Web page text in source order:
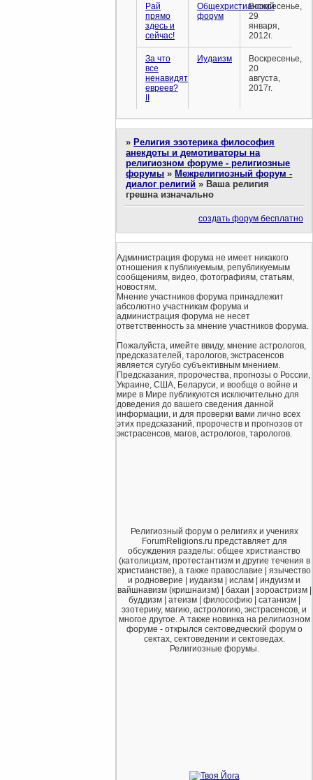
Рай
прямо
здесь и
сейчас!
Общехристианский
форум
Воскресенье,
29
января,
2012г.
За что
все
ненавидят
евреев?
II
Иудаизм
Воскресенье,
20
августа,
2017г.
»Религия эзотерика философия
анекдоты и демотиваторы на
религиозном форуме - религиозные
форумы »Межрелигиозный форум -
диалог религий »Ваша религия
грешна изначально
создать форум бесплатно
Администрация форума не имеет никакого
отношения к публикуемым, републикуемым
сообщениям, видео, фотографиям, статьям,
новостям.
Мнение участников форума принадлежит
абсолютно участникам форума и
администрация форума не несет
ответственность за мнение участников форума.
Пожалуйста, имейте ввиду, мнение астрологов,
предсказателей, тарологов, экстрасенсов
является сугубо субъективным мнением.
Предсказания, пророчества, прогнозы о России,
Украине, США, Беларуси, и вообще о войне и
мире в Мире публикуются исключительно для
доведения до вашего сведения данной
информации, и для проверки вами лично всех
этих предсказаний, пророчеств и прогнозов от
экстрасенсов, магов, астрологов, тарологов.
Религиозный форум о религиях и учениях
ForumReligions.ru представляет для
обсуждения разделы: общее христианство
(католицизм, протестантизм и другие течения в
христианстве), а также православие | язычество
и родноверие | иудаизм | ислам | индуизм и
вайшнавизм (кришнаизм) | бахаи | зороастризм |
буддизм | атеизм | философию | сатанизм |
эзотерику, магию, астрологию, экстрасенсов, и
многое другое. А также новинка на религиозном
форуме - открылся сектоведческий форум о
сектах, сектоведении и сектоведах.
Религиозные форумы.